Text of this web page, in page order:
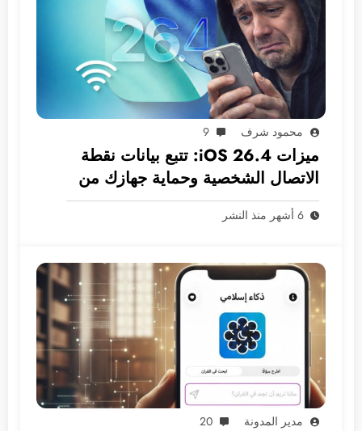
محمود شرف 9
ميزات iOS 26.4: تتبع بيانات نقطة
الاتصال الشخصية وحماية جهازك من
السرقة افتراضيًا!
6 أشهر منذ النشر
مدير المدونة 20